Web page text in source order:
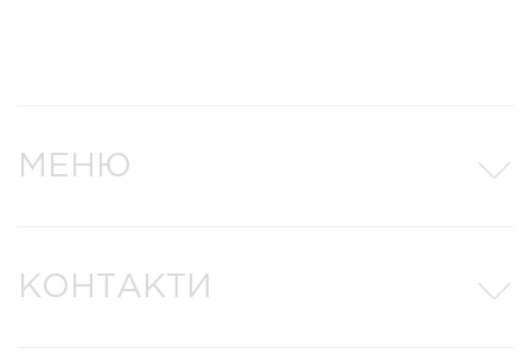
МЕНЮ
КОНТАКТИ